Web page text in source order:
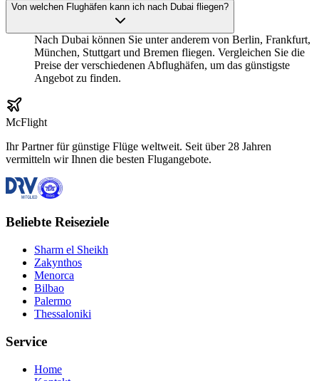
Von welchen Flughäfen kann ich nach Dubai fliegen?
Nach Dubai können Sie unter anderem von Berlin, Frankfurt,
München, Stuttgart und Bremen fliegen. Vergleichen Sie die
Preise der verschiedenen Abflughäfen, um das günstigste
Angebot zu finden.
McFlight
Ihr Partner für günstige Flüge weltweit. Seit über 28 Jahren
vermitteln wir Ihnen die besten Flugangebote.
Beliebte Reiseziele
Sharm el Sheikh
Zakynthos
Menorca
Bilbao
Palermo
Thessaloniki
Service
Home